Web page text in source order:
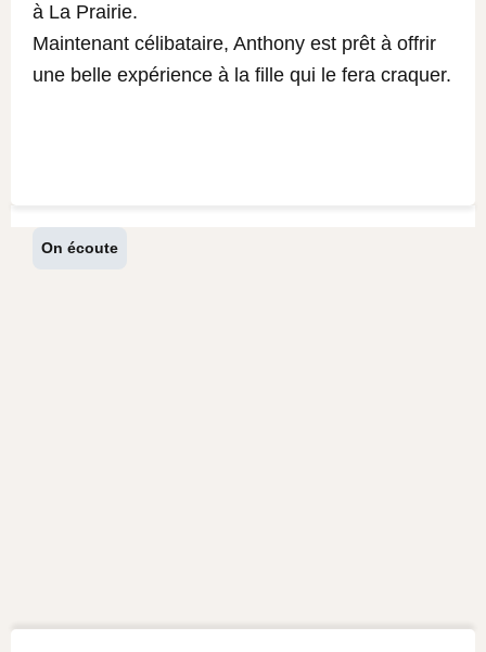
à La Prairie.
Maintenant célibataire, Anthony est prêt à offrir
une belle expérience à la fille qui le fera craquer.
On écoute